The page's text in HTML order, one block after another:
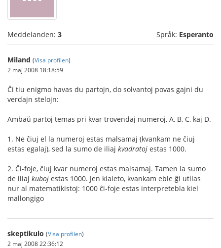
Meddelanden: 3 Språk: Esperanto
Miland (Visa profilen)
2 maj 2008 18:18:59
Ĉi tiu enigmo havas du partojn, do solvantoj povas gajni du
verdajn stelojn:
Ambaŭ partoj temas pri kvar trovendaj numeroj, A, B, C, kaj D.
1. Ne ĉiuj el la numeroj estas malsamaj (kvankam ne ĉiuj
estas egalaj), sed la sumo de iliaj kvadratoj estas 1000.
2. Ĉi-foje, ĉiuj kvar numeroj estas malsamaj. Tamen la sumo
de iliaj kuboj estas 1000. Jen kialeto, kvankam eble ĝi utilas
nur al matematikistoj: 1000 ĉi-foje estas interpretebla kiel
mallongigo
skeptikulo (Visa profilen)
2 maj 2008 22:36:12